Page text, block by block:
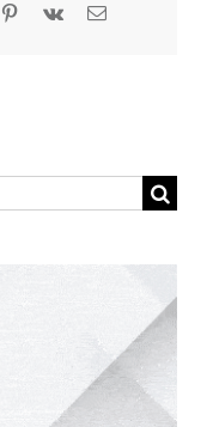
Pinterest
Vk Email